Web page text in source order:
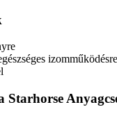
izomműködésre